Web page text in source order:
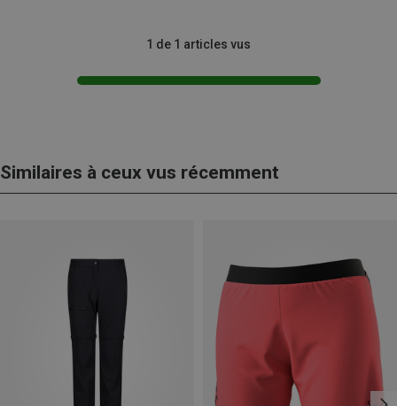
1 de 1 articles vus
Similaires à ceux vus récemment